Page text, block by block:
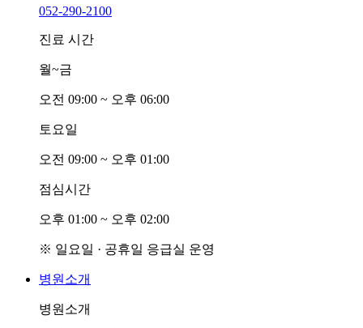
052-290-2100
진료 시간
월~금
오전 09:00 ~ 오후 06:00
토요일
오전 09:00 ~ 오후 01:00
점심시간
오후 01:00 ~ 오후 02:00
※ 일요일 · 공휴일 응급실 운영
병원소개
병원소개